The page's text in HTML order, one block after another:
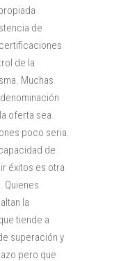
de
de la
Muchas
oferta sea
poco seria.
de
éxitos es otra
Quienes
la
tiende a
superación y
pero que